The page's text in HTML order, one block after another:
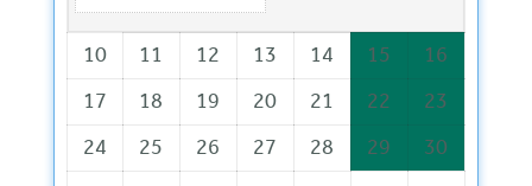
10 11 12 13 14 15
16
17
18 19 20 21 22
23
24
25 26 27 28 29
30